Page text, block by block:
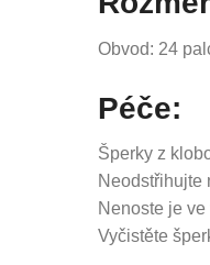
Obvod: 24
Péče:
Šperky z
Neodstřihujte
Nenoste je ve
Vyčistěte